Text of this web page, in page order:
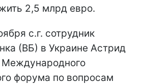
2,5 млрд евро.
с.г. сотрудник
(ВБ) в Украине Астрид
форума по вопросам